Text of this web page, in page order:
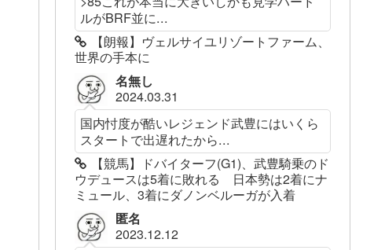
ルがBRF並に...
【朗報】ヴェルサイユリゾートファーム、
世界の手本に
名無し
2024.03.31
国内忖度が酷いレジェンド武豊にはいくら
スタートで出遅れたから...
【競馬】ドバイターフ(G1)、武豊騎乗のド
ウデュースは5着に敗れる 日本勢は2着にナ
ミュール、3着にダノンベルーガが入着
匿名
2023.12.12